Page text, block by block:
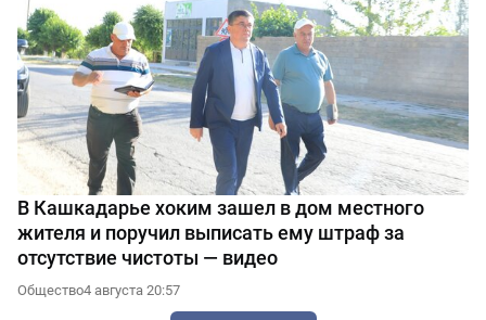
В Кашкадарье хоким зашел в дом местного
жителя и поручил выписать ему штраф за
отсутствие чистоты — видео
Общество4 августа 20:57